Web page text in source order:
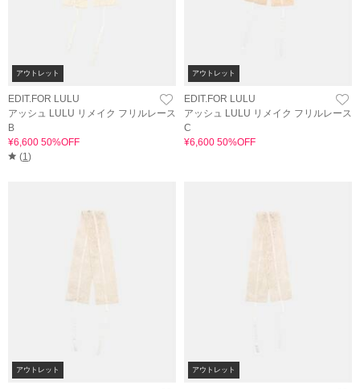
アウトレット
EDIT.FOR LULU
アッシュ LULU リメイク フリルレース
B
¥6,600 50%OFF
(1)
アウトレット
EDIT.FOR LULU
アッシュ LULU リメイク フリルレース
C
¥6,600 50%OFF
アウトレット アウトレット